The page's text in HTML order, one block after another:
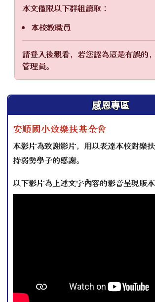
本文僅限以下群組讀取：
本校教職員
請登入後觀看，若您認為這是有誤的
管理員。
左邊區域內容 感恩專區
安順國小致樂扶基金會
本影片為致謝影片，用以表達本校對樂
持弱勢學子的感謝。
以下影片為上述文字內容的影音呈現版本